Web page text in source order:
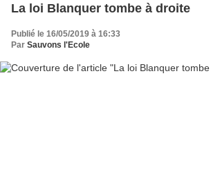
La loi Blanquer tombe à droite
Publié le 16/05/2019 à 16:33
Par Sauvons l'Ecole